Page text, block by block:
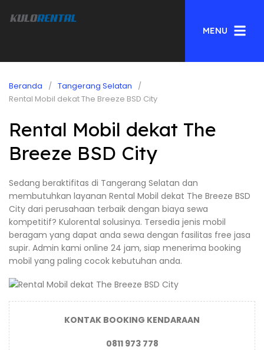
MENU
Beranda
Tangerang Selatan
Rental Mobil dekat The Breeze BSD City
Rental Mobil dekat The
Breeze BSD City
Sedang beraktifitas di Tangerang Selatan dan
membutuhkan layanan Rental Mobil dekat The Breeze BSD
City dari perusahaan terbaik dengan biaya sewa
kompetitif? Kulorental solusinya. Tersedia jenis mobil
beragam yang dapat anda sewa dengan fasilitas free jasa
supir. Admin kami online 24 jam, siap menerima booking
mobil yang paling cocok kebutuhan anda.
KONTAK BOOKING KENDARAAN
0811 973 778